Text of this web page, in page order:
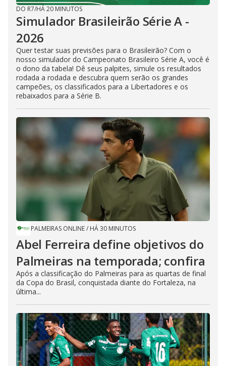
DO R7/HÁ 20 MINUTOS
Simulador Brasileirão Série A -
2026
Quer testar suas previsões para o Brasileirão? Com o
nosso simulador do Campeonato Brasileiro Série A, você é
o dono da tabela! Dê seus palpites, simule os resultados
rodada a rodada e descubra quem serão os grandes
campeões, os classificados para a Libertadores e os
rebaixados para a Série B.
PALMEIRAS ONLINE/ HÁ 30 MINUTOS
Abel Ferreira define objetivos do
Palmeiras na temporada; confira
Após a classificação do Palmeiras para as quartas de final
da Copa do Brasil, conquistada diante do Fortaleza, na
última...